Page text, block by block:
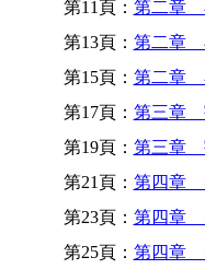
第11頁： 第二章
第13頁： 第二章
第15頁： 第二章
第17頁： 第三章
第19頁： 第三章
第21頁： 第四章
第23頁： 第四章
第25頁： 第四章